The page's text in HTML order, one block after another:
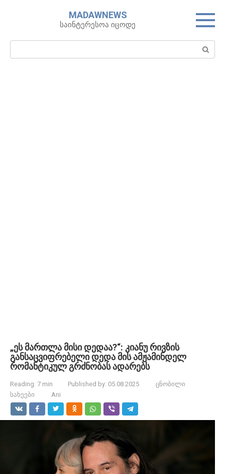
MADAWNEWS
საინტერესოა იცოდე
Search:
„ეს მართლა მისი დედაა?“: კიანუ რივზის
განსაცვიფრებელი დედა მის ამჟამინდელ
რომანტიკულ გრძნობას ადარებს
Reading: 7 min Published by: 05.08.2025
ცნობილი
სახეები
Ani